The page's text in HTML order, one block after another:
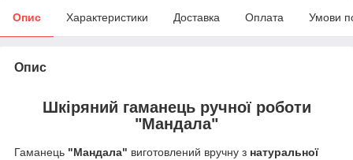
Опис Характеристики Доставка Оплата Умови
Опис
Шкіряний гаманець ручної роботи
"Мандала"
Гаманець "Мандала" виготовлений вручну з натуральної